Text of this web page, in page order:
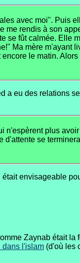
avec moi". Puis
me rendis à son
se fût calmée. Elle
Ma mère m'ayant
le matin.
a eu des relations
n'espèrent plus
se
envisageable
Zaynab était la
dans l'islam (d'où les